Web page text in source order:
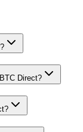
Direct?